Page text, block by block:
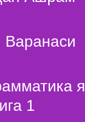
Варанаси
1